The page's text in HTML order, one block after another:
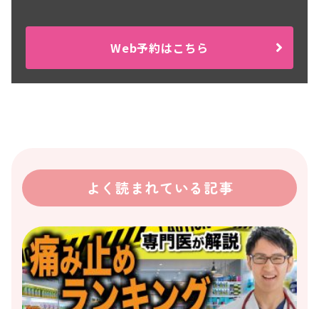
Web予約はこちら
よく読まれている記事